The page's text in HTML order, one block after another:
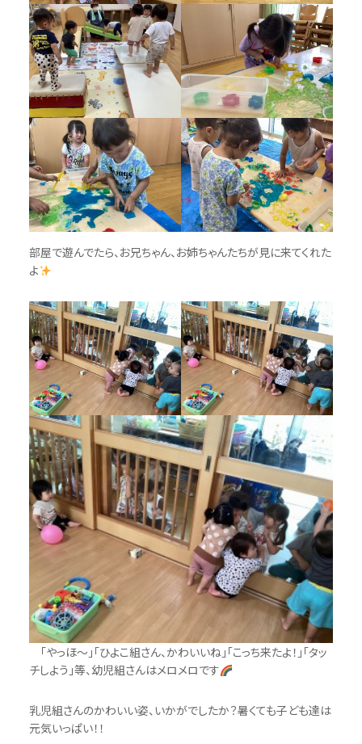
部屋で遊んでたら、お兄ちゃん、お姉ちゃんたちが見に来てくれた
よ
「やっほ～」「ひよこ組さん、かわいいね」「こっち来たよ！」「タッ
チしよう」等、幼児組さんはメロメロです
乳児組さんのかわいい姿、いかがでしたか？暑くても子ども達は
元気いっぱい！！